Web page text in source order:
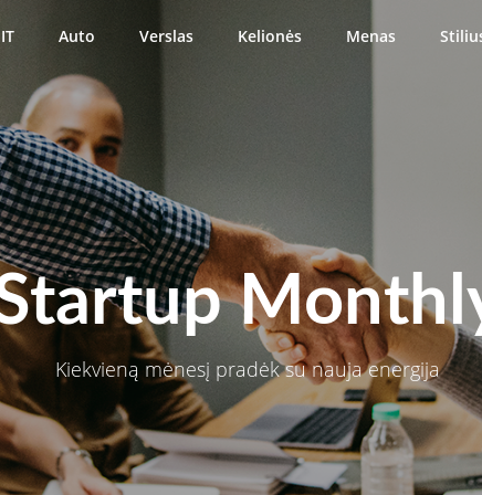
IT Auto Verslas Kelionės Menas
Kiekvieną mėnesį pradėk su nauja energija